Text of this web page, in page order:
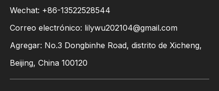
Wechat: +86-13522528544
Correo electrónico: lilywu202104@gmail.com
Agregar: No.3 Dongbinhe Road, distrito de Xicheng,
Beijing, China 100120